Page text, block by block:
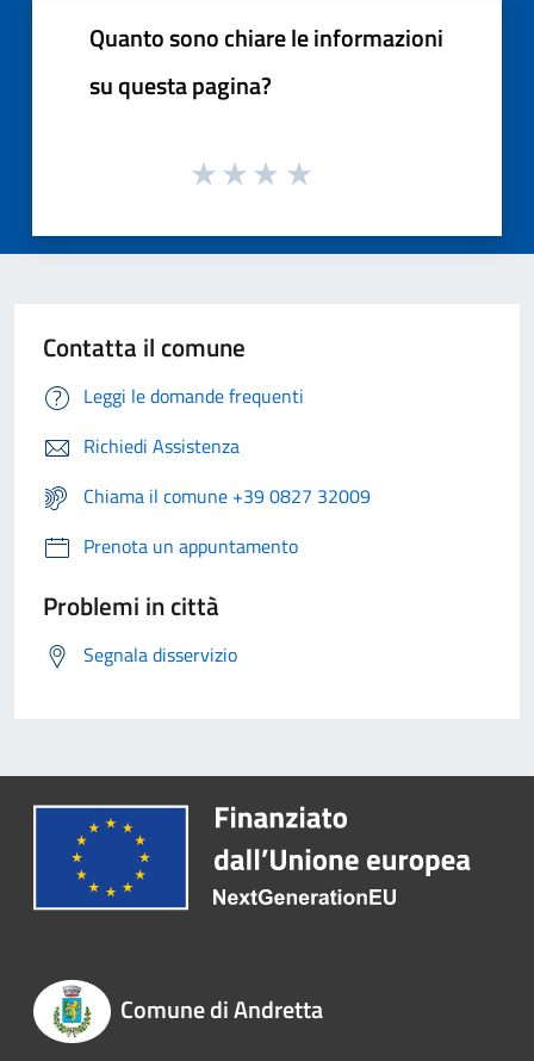
Quanto sono chiare le informazioni
su questa pagina?
Contatta il comune
Leggi le domande frequenti
Richiedi Assistenza
Chiama il comune +39 0827 32009
Prenota un appuntamento
Problemi in città
Segnala disservizio
Comune di Andretta